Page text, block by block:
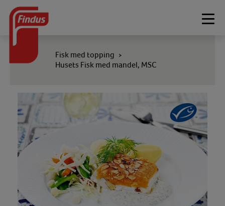
Fisk med topping >
Husets Fisk med mandel, MSC